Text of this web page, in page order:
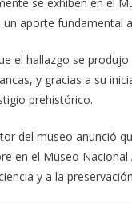
aporte fundamental
el hallazgo se
y gracias a su
prehistórico.
del museo anunció
en el Museo
y a la